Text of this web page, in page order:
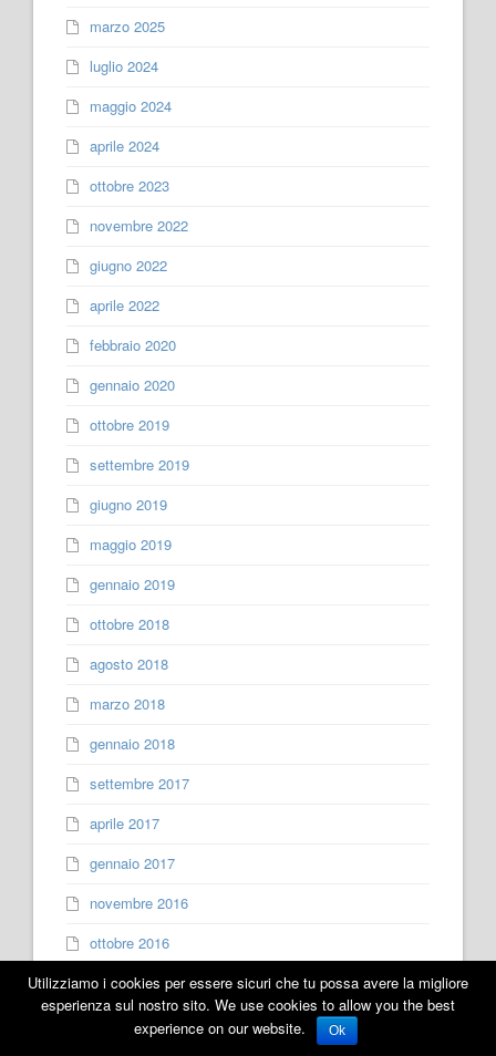
marzo 2025
luglio 2024
maggio 2024
aprile 2024
ottobre 2023
novembre 2022
giugno 2022
aprile 2022
febbraio 2020
gennaio 2020
ottobre 2019
settembre 2019
giugno 2019
maggio 2019
gennaio 2019
ottobre 2018
agosto 2018
marzo 2018
gennaio 2018
settembre 2017
aprile 2017
gennaio 2017
novembre 2016
ottobre 2016
settembre 2016
giugno 2016
Utilizziamo i cookies per essere sicuri che tu possa avere la migliore
esperienza sul nostro sito. We use cookies to allow you the best
experience on our website.
Ok